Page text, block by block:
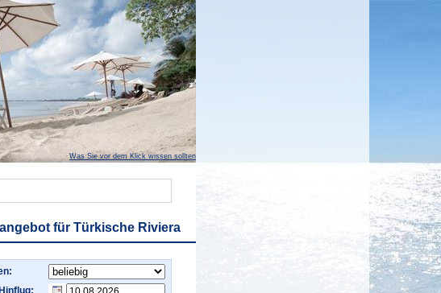
Was Sie vor dem Klick wissen sollten
für Türkische Riviera